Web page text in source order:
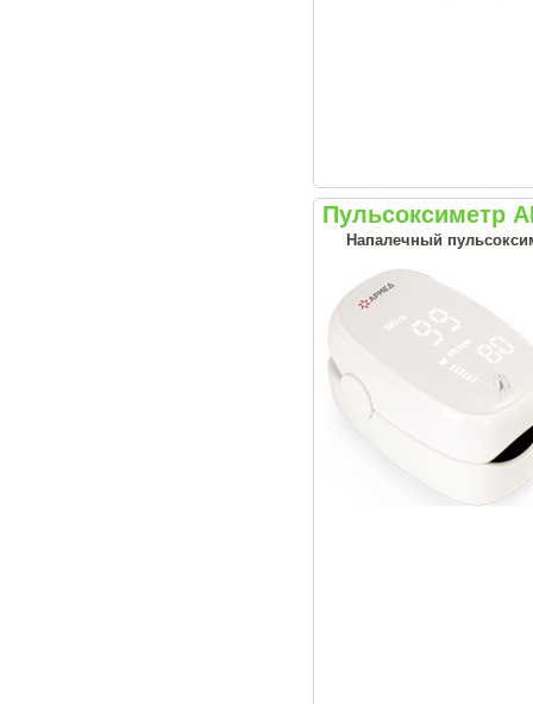
Пульсоксиметр
Напалечный